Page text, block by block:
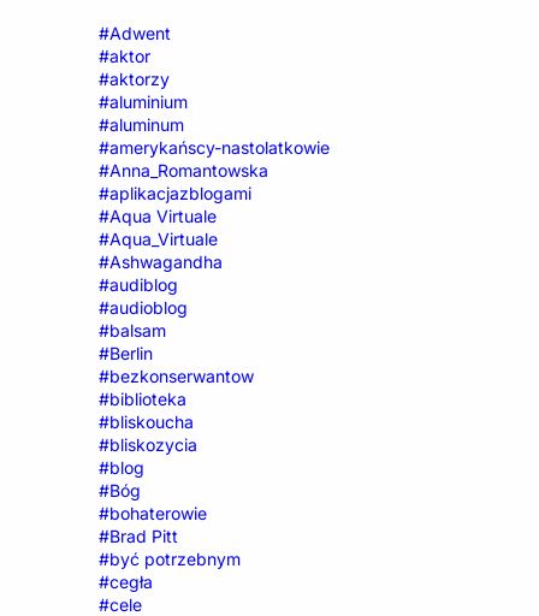
#Adwent
#aktor
#aktorzy
#aluminium
#aluminum
#amerykańscy-nastolatkowie
#Anna_Romantowska
#aplikacjazblogami
#Aqua Virtuale
#Aqua_Virtuale
#Ashwagandha
#audiblog
#audioblog
#balsam
#Berlin
#bezkonserwantow
#biblioteka
#bliskoucha
#bliskozycia
#blog
#Bóg
#bohaterowie
#Brad Pitt
#być potrzebnym
#cegła
#cele